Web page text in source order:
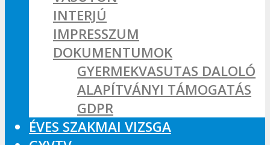
INTERJÚ
IMPRESSZUM
DOKUMENTUMOK
GYERMEKVASUTAS DALOLÓ
ALAPÍTVÁNYI TÁMOGATÁS
GDPR
ÉVES SZAKMAI VIZSGA